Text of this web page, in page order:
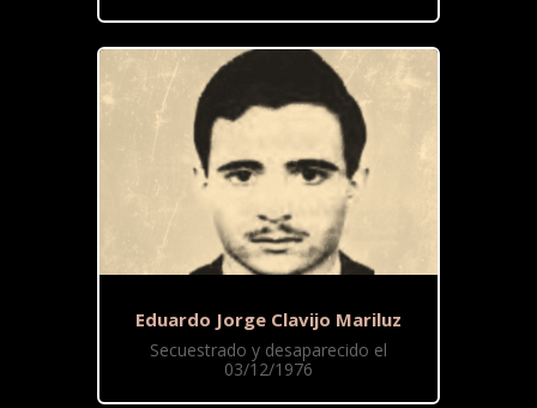
Eduardo Jorge Clavijo Mariluz
Secuestrado y desaparecido el
03/12/1976